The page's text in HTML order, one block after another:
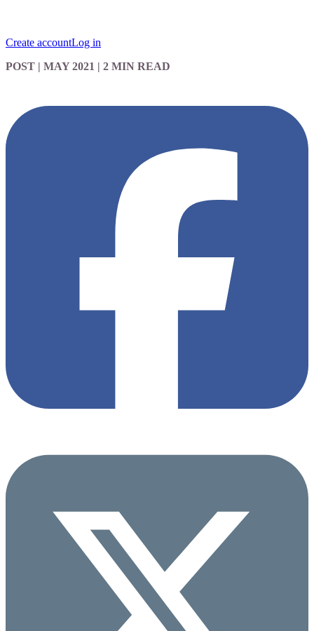
Create accountLog in
POST | MAY 2021 | 2 MIN READ